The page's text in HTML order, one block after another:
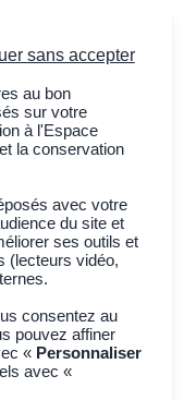
Adhérer à Adelphe
sans accepter
au bon
sur votre
à l'Espace
la conservation
avec votre
du site et
ses outils et
(lecteurs vidéo,
consentez au
pouvez affiner
« Personnaliser
avec «